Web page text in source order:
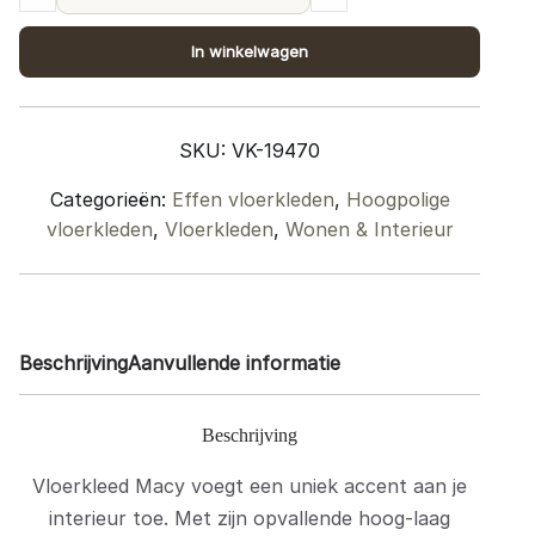
160
cm
In winkelwagen
SKU: VK-19470
Categorieën: Effen vloerkleden, Hoogpolige
vloerkleden, Vloerkleden, Wonen & Interieur
BeschrijvingAanvullende informatie
Beschrijving
Vloerkleed Macy voegt een uniek accent aan je
interieur toe. Met zijn opvallende hoog-laag